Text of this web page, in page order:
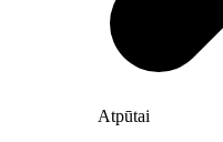
Atpūtai